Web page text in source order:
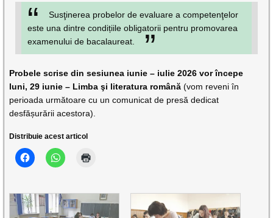
Susţinerea probelor de evaluare a competenţelor
este una dintre condițiile obligatorii pentru promovarea
examenului de bacalaureat.
Probele scrise din sesiunea iunie – iulie 2026 vor începe
luni, 29 iunie – Limba şi literatura română(vom reveni în
perioada următoare cu un comunicat de presă dedicat
desfășurării acestora).
Distribuie acest articol